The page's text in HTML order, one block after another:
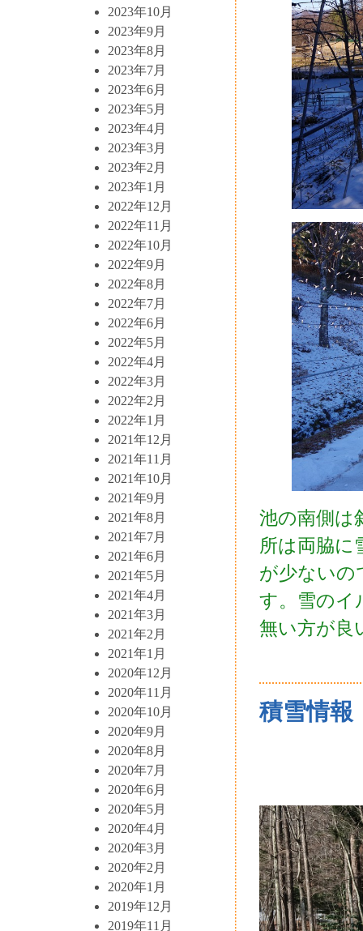
2023年10月
2023年9月
2023年8月
2023年7月
2023年6月
2023年5月
2023年4月
2023年3月
2023年2月
2023年1月
2022年12月
2022年11月
2022年10月
2022年9月
2022年8月
2022年7月
2022年6月
2022年5月
2022年4月
2022年3月
2022年2月
2022年1月
2021年12月
2021年11月
2021年10月
2021年9月
2021年8月
2021年7月
2021年6月
2021年5月
2021年4月
2021年3月
2021年2月
2021年1月
2020年12月
2020年11月
2020年10月
2020年9月
2020年8月
2020年7月
2020年6月
2020年5月
2020年4月
2020年3月
2020年2月
2020年1月
2019年12月
2019年11月
池の南側は
所は両脇に
が少ないの
す。雪のイ
無い方が良
積雪情